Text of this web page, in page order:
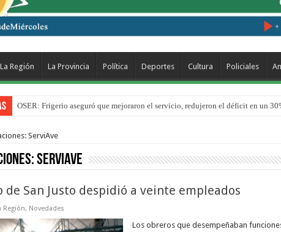
La Región La Provincia Política Deportes Cultura Policiales
OSER: Frigerio aseguró que mejoraron el servicio, redujeron el déficit en un
ServiAve
ServiAve
San Justo despidió a veinte empleados
Región, Novedades
Los obreros que desempeñaban